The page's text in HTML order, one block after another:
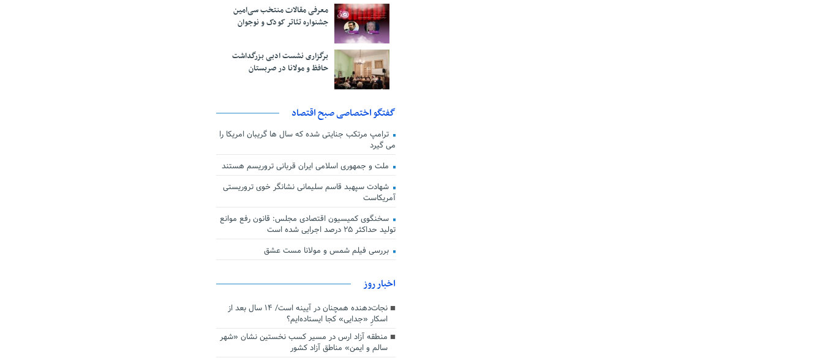
معرفی مقالات منتخب سی‌امین
جشنواره تئاتر کودک و نوجوان
برگزاری نشست ادبی بزرگداشت
حافظ و مولانا در صربستان
گفتگو اختصاصی صبح اقتصاد
ترامپ مرتکب جنایتی شده که سال ها گریبان امریکا را
می گیرد
ملت و جمهوری اسلامی ایران قربانی تروریسم هستند
شهادت سپهبد قاسم سلیمانی نشانگر خوی تروریستی
آمریکاست
سخنگوی کمیسیون اقتصادی مجلس: قانون رفع موانع
تولید حداکثر ۲۵ درصد اجرایی شده است
بررسی فیلم شمس و مولانا مست عشق
اخبار روز
نجات‌دهنده‌ همچنان در آیینه است/ ۱۴ سال بعد از
اسکارِ «جدایی» کجا ایستاده‌ایم؟
منطقه آزاد ارس در مسیر کسب نخستین نشان «شهر
سالم و ایمن» مناطق آزاد کشور